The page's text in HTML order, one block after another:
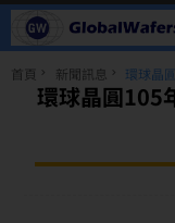
首頁 新聞訊息 環球晶
環球晶圓105